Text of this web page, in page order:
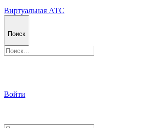
Виртуальная АТС
Поиск
Войти